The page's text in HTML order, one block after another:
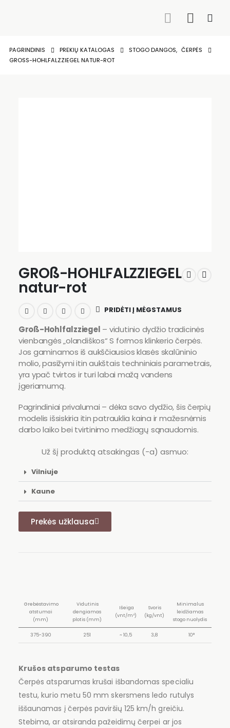
PAGRINDINIS PREKIŲ KATALOGAS STOGO DANGOS, ČERPĖS
GROSS-HOHLFALZZIEGEL NATUR-ROT
GROß-HOHLFALZZIEGEL
natur-rot
PRIDĖTI Į MĖGSTAMUS
Groß-Hohlfalzziegel – vidutinio dydžio tradicinės
vienbangės „olandiškos“ S formos klinkerio čerpės.
Jos gaminamos iš aukščiausios klasės skalūninio
molio, pasižymi itin aukštais techniniais parametrais,
yra ypač tvirtos ir turi labai mažą vandens
įgeriamumą.
Pagrindiniai privalumai – dėka savo dydžio, šis čerpių
modelis išsiskiria itin patrauklia kaina ir mažesnėmis
darbo laiko bei tvirtinimo medžiagų sąnaudomis.
Už šį produktą atsakingas (-a) asmuo:
Vilniuje
Kaune
Prekės užklausa
Grebėstavimo
atstumai
(mm)
Vidutinis
dengiamas
plotis (mm)
Išeiga
(vnt/m²)
Svoris
(kg/vnt)
Minimalus
leidžiamas
stogo nuolydis
375-390 251 ~ 10,5 3,8 10°
Krušos atsparumo testas
Čerpės atsparumas krušai išbandomas specialiu
testu, kurio metu 50 mm skersmens ledo rutulys
iššaunamas į čerpės paviršių 125 km/h greičiu.
Stebima, ar atsiranda pažeidimų čerpei ar jos